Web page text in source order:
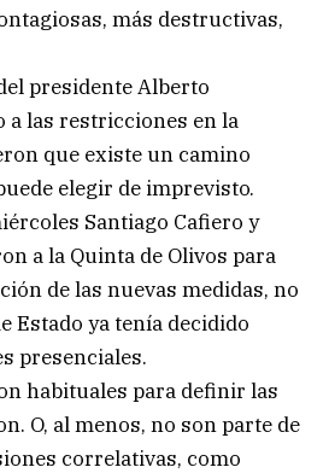
más destructivas,
presidente Alberto
a las restricciones en la
que existe un camino
elegir de imprevisto.
Santiago Cafiero y
a la Quinta de Olivos para
de las nuevas medidas, no
Estado ya tenía decidido
presenciales.
habituales para definir las
O, al menos, no son parte de
correlativas, como